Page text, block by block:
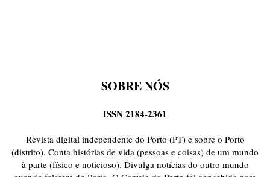
SOBRE NÓS
ISSN 2184-2361
Revista digital independente do Porto (PT) e sobre o Porto
(distrito). Conta histórias de vida (pessoas e coisas) de um mundo
à parte (físico e noticioso). Divulga notícias do outro mundo